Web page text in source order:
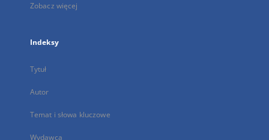
Zobacz więcej
Indeksy
Tytuł
Autor
Temat i słowa kluczowe
Wydawca